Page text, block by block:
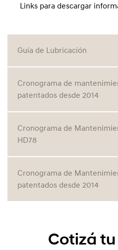
Links para descargar
Guía de Lubricación
Cronograma de
patentados desde 2014
Cronograma de
HD78
Cronograma de
patentados desde 2014
Cotizá